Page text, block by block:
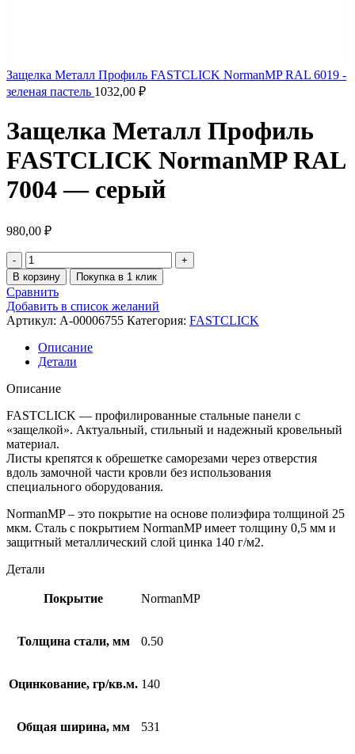
Защелка Металл Профиль FASTCLICK NormanMP RAL 6019 -
зеленая пастель 1032,00 ₽
Защелка Металл Профиль
FASTCLICK NormanMP RAL
7004 — серый
980,00 ₽
В корзину Покупка в 1 клик
Сравнить
Добавить в список желаний
Артикул: A-00006755 Категория: FASTCLICK
Описание
Детали
Описание
FASTCLICK — профилированные стальные панели с
«защелкой». Актуальный, стильный и надежный кровельный
материал.
Листы крепятся к обрешетке саморезами через отверстия
вдоль замочной части кровли без использования
специального оборудования.
NormanMP – это покрытие на основе полиэфира толщиной 25
мкм. Сталь с покрытием NormanMP имеет толщину 0,5 мм и
защитный металлический слой цинка 140 г/м2.
Детали
Покрытие NormanMP
Толщина стали, мм 0.50
Оцинкование, гр/кв.м. 140
Общая ширина, мм 531